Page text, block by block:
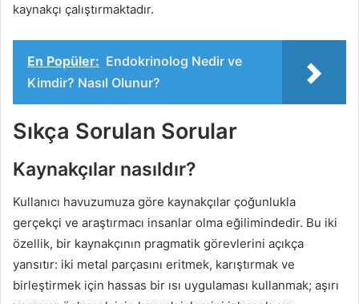
kaynakçı çalıştırmaktadır.
En Popüler: Endokrinolog Nedir ve
Kimdir? Nasıl Olunur?
Sıkça Sorulan Sorular
Kaynakçılar nasıldır?
Kullanıcı havuzumuza göre kaynakçılar çoğunlukla
gerçekçi ve araştırmacı insanlar olma eğilimindedir. Bu iki
özellik, bir kaynakçının pragmatik görevlerini açıkça
yansıtır: iki metal parçasını eritmek, karıştırmak ve
birleştirmek için hassas bir ısı uygulaması kullanmak; aşırı